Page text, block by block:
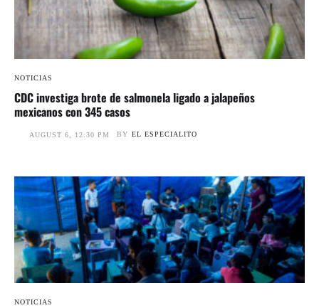
NOTICIAS
CDC investiga brote de salmonela ligado a jalapeños
mexicanos con 345 casos
AUGUST 6, 12:30 PM BY EL ESPECIALITO
NOTICIAS